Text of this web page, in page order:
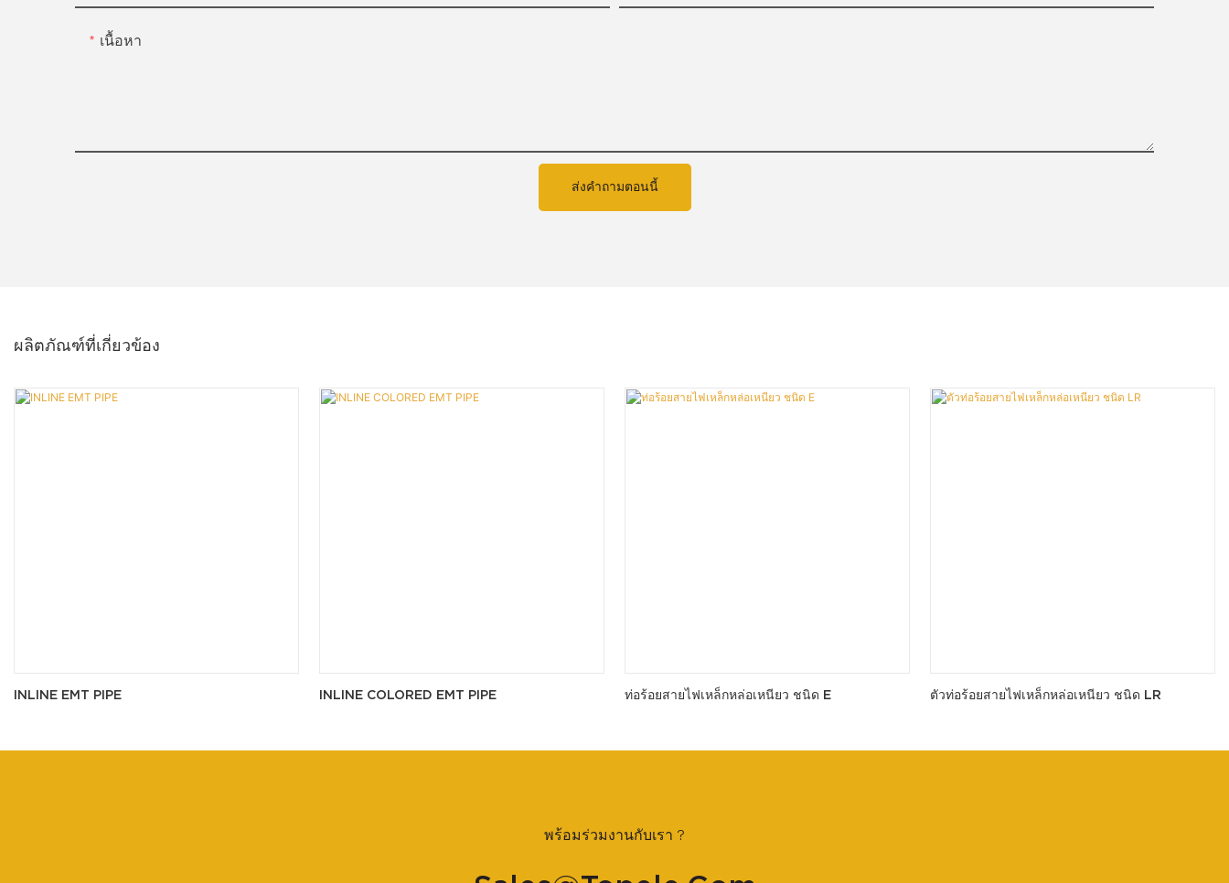
เนื้อหา
ส่งคำถามตอนนี้
ผลิตภัณฑ์ที่เกี่ยวข้อง
INLINE EMT PIPE INLINE COLORED EMT PIPE ท่อร้อยสายไฟเหล็กหล่อเหนียว ชนิด E ตัวท่อร้อยสายไฟเหล็กหล่อเหนียว ชนิด LR
พร้อมร่วมงานกับเรา ?